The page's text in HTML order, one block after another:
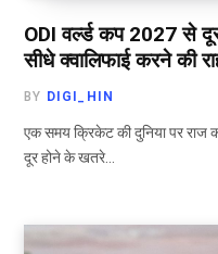
ODI वर्ल्ड कप 2027 से
सीधे क्वालिफाई करने की
BY DIGI_HIN
एक समय क्रिकेट की दुनिया पर राज
दूर होने के खतरे…